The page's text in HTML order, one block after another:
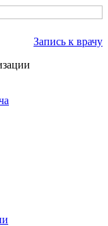
Запись к врачу